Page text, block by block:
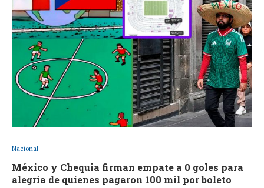
Nacional
México y Chequia firman empate a 0 goles para
alegría de quienes pagaron 100 mil por boleto